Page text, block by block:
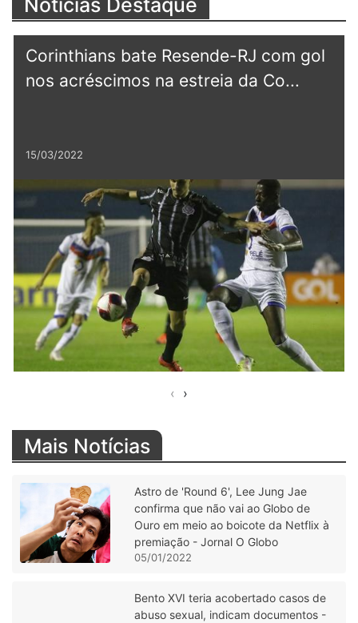
Corinthians bate Resende-RJ com gol
nos acréscimos na estreia da Co...
15/03/2022
‹ ›
Mais Notícias
Astro de 'Round 6', Lee Jung Jae
confirma que não vai ao Globo de
Ouro em meio ao boicote da Netflix à
premiação - Jornal O Globo
05/01/2022
Bento XVI teria acobertado casos de
abuso sexual, indicam documentos -